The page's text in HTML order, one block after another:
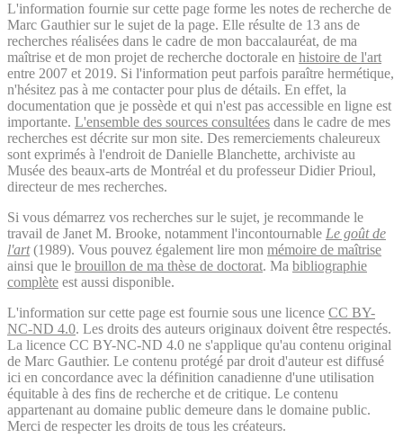
L'information fournie sur cette page forme les notes de recherche de
Marc Gauthier sur le sujet de la page. Elle résulte de 13 ans de
recherches réalisées dans le cadre de mon baccalauréat, de ma
maîtrise et de mon projet de recherche doctorale en histoire de l'art
entre 2007 et 2019. Si l'information peut parfois paraître hermétique,
n'hésitez pas à me contacter pour plus de détails. En effet, la
documentation que je possède et qui n'est pas accessible en ligne est
importante. L'ensemble des sources consultées dans le cadre de mes
recherches est décrite sur mon site. Des remerciements chaleureux
sont exprimés à l'endroit de Danielle Blanchette, archiviste au
Musée des beaux-arts de Montréal et du professeur Didier Prioul,
directeur de mes recherches.
Si vous démarrez vos recherches sur le sujet, je recommande le
travail de Janet M. Brooke, notamment l'incontournable Le goût de
l'art(1989). Vous pouvez également lire mon mémoire de maîtrise
ainsi que le brouillon de ma thèse de doctorat. Ma bibliographie
complète est aussi disponible.
L'information sur cette page est fournie sous une licence CC BY-
NC-ND 4.0. Les droits des auteurs originaux doivent être respectés.
La licence CC BY-NC-ND 4.0 ne s'applique qu'au contenu original
de Marc Gauthier. Le contenu protégé par droit d'auteur est diffusé
ici en concordance avec la définition canadienne d'une utilisation
équitable à des fins de recherche et de critique. Le contenu
appartenant au domaine public demeure dans le domaine public.
Merci de respecter les droits de tous les créateurs.